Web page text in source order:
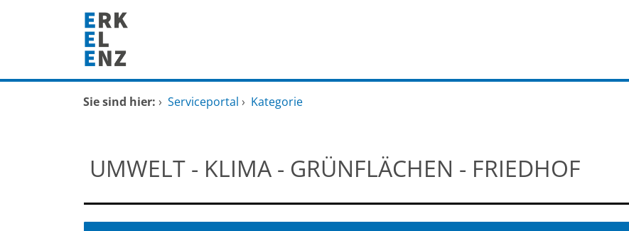
Zum Hauptinhalt springen
Startseite
Mitarbeitende A-Z
FAQ
Sie sind hier: › Serviceportal › Kategorie
UMWELT - KLIMA - GRÜNFLÄCHEN - FRIEDHOF